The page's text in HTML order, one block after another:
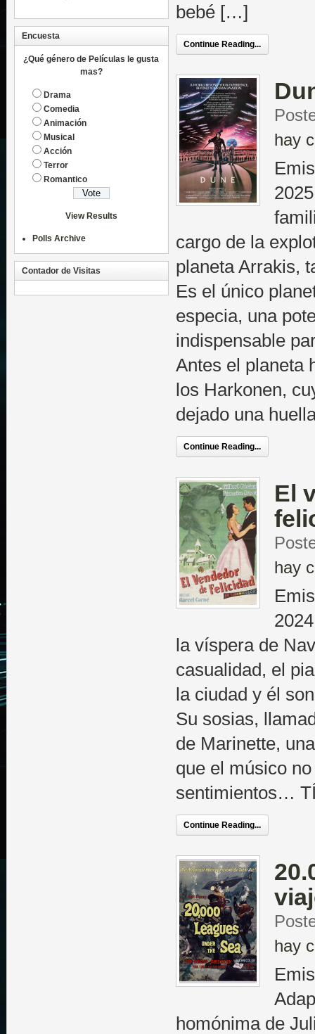
bebé […]
Continue Reading...
hay
cargo de la
planeta Arrakis,
Es el único
especia, una
indispensable
Antes el planeta
los Harkonen,
dejado una
Continue Reading...
El
hay
la víspera de
casualidad, el
la ciudad y él
Su sosias,
de Marinette,
que el músico
sentimientos…
Continue Reading...
hay
homónima de
Encuesta
¿Qué género de Películas le gusta
mas?
Drama
Comedia
Animación
Musical
Acción
Terror
Romantico
View Results
Polls Archive
Contador de Visitas